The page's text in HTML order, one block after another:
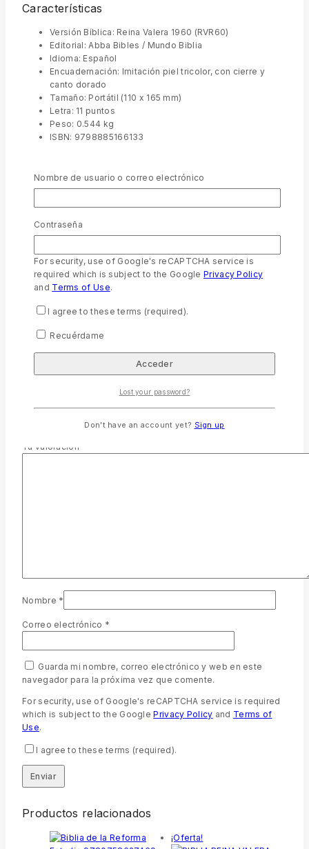
Características
Versión Bíblica: Reina Valera 1960 (RVR60)
Editorial: Abba Bibles / Mundo Biblia
Idioma: Español
Encuadernación: Imitación piel tricolor, con cierre y
canto dorado
Tamaño: Portátil (110 x 165 mm)
Letra: 11 puntos
Peso: 0.544 kg
ISBN: 9798885166133
moderno apto tanto para hombres como para mujeres.
Encuadernación Imitación piel
Valoraciones
No hay valoraciones aún.
Sé el primero en valorar “Biblia RVR60 Letra Grande 11 Puntos
Tamaño Portátil – Tricolor Negro/Gris/Gris con Cierre e Índice”
Tu dirección de correo electrónico no será publicada.
Tu valoración
Nombre *
Correo electrónico *
Guarda mi nombre, correo electrónico y web en este
navegador para la próxima vez que comente.
For security, use of Google's reCAPTCHA service is required
which is subject to the GooglePrivacy Policy and Terms of
Use.
I agree to these terms (required).
Productos relacionados
¡Oferta!
Nombre de usuario o correo electrónico
Contraseña
For security, use of Google's reCAPTCHA service is
required which is subject to the GooglePrivacy Policy
and Terms of Use.
I agree to these terms (required).
Recuérdame
Lost your password?
Don't have an account yet? Sign up